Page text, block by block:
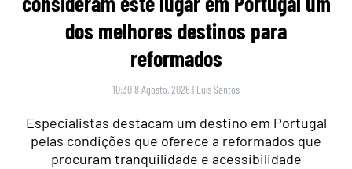
dos melhores destinos para
reformados
10:30 8 Agosto, 2026 | Luís Santos
Especialistas destacam um destino em Portugal
pelas condições que oferece a reformados que
procuram tranquilidade e acessibilidade